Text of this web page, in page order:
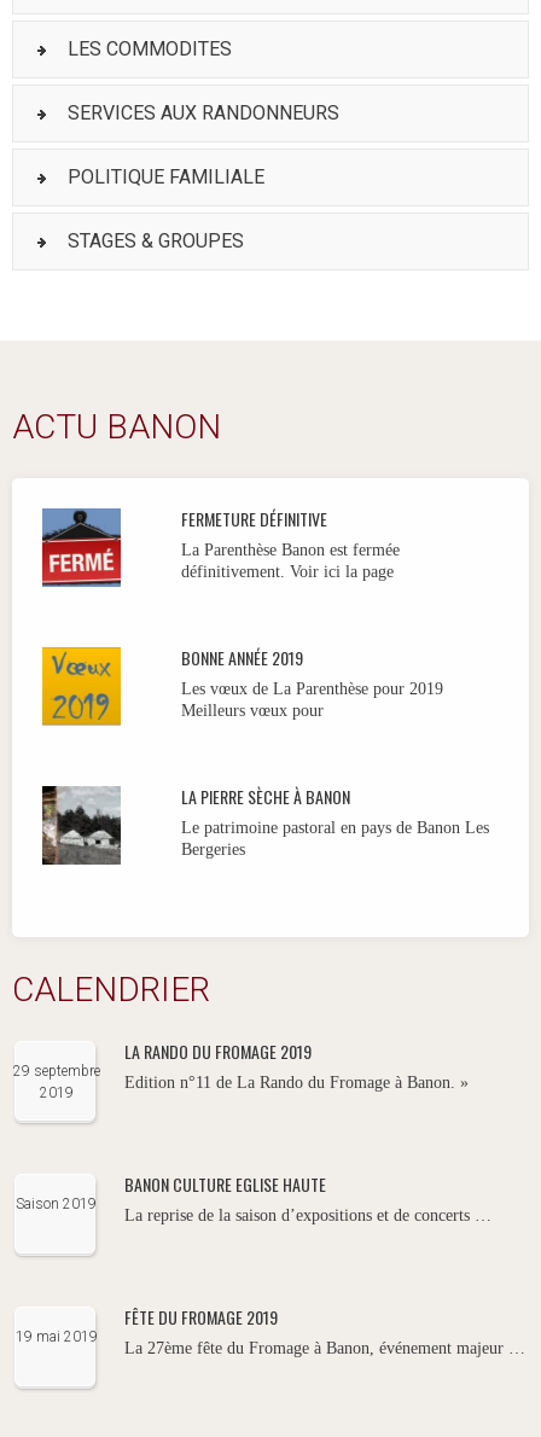
LES COMMODITES
SERVICES AUX RANDONNEURS
POLITIQUE FAMILIALE
STAGES & GROUPES
ACTU BANON
FERMETURE DÉFINITIVE
La Parenthèse Banon est fermée
définitivement. Voir ici la page
BONNE ANNÉE 2019
Les vœux de La Parenthèse pour 2019
Meilleurs vœux pour
LA PIERRE SÈCHE À BANON
Le patrimoine pastoral en pays de Banon Les
Bergeries
CALENDRIER
29 septembre
2019
LA RANDO DU FROMAGE 2019
Edition n°11 de La Rando du Fromage à Banon. »
Saison 2019
BANON CULTURE EGLISE HAUTE
La reprise de la saison d’expositions et de concerts …
19 mai 2019
FÊTE DU FROMAGE 2019
La 27ème fête du Fromage à Banon, événement majeur …